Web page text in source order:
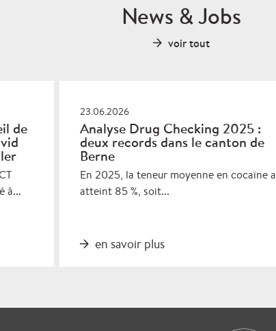
News & Jobs
voir tout
de
à...
23.06.2026
Analyse Drug Checking 2025 :
deux records dans le canton de
Berne
En 2025, la teneur moyenne en cocaïne a
atteint 85 %, soit...
en savoir plus